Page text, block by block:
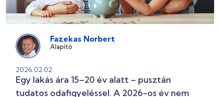
Fazekas Norbert
Alapító
2026.02.02.
Egy lakás ára 15–20 év alatt – pusztán
tudatos odafigyeléssel. A 2026-os év nem